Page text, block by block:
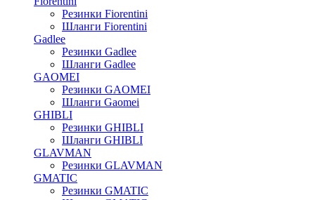
Резинки Fiorentini
Шланги Fiorentini
Gadlee
Резинки Gadlee
Шланги Gadlee
GAOMEI
Резинки GAOMEI
Шланги Gaomei
GHIBLI
Резинки GHIBLI
Шланги GHIBLI
GLAVMAN
Резинки GLAVMAN
GMATIC
Резинки GMATIC